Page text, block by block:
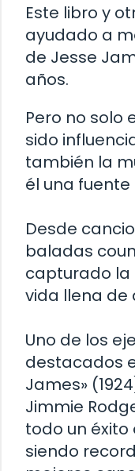
Este libro y
ayudado a
de Jesse
años.
Pero no solo
sido
también la
él una
Desde
baladas
capturado la
vida llena de
Uno de los
destacados
James»
Jimmie
todo un éxito
siendo